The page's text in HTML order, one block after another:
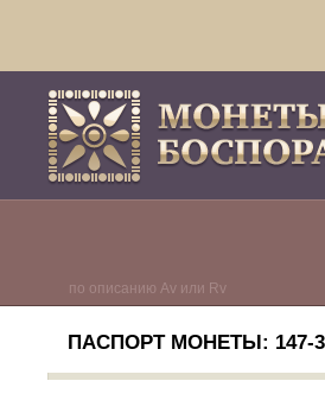
по описанию Av или Rv
ПАСПОРТ МОНЕТЫ: 147-